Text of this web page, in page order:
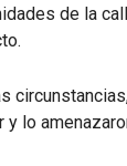
de la
y lo